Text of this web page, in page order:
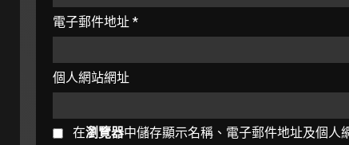
電子郵件地址 *
個人網站網址
在瀏覽器中儲存顯示名稱、電子郵件地址及個人